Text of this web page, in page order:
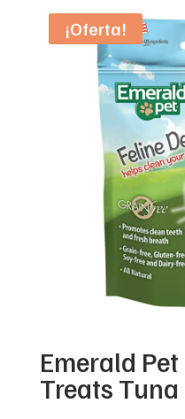
¡Oferta!
Emerald
Treats Tuna